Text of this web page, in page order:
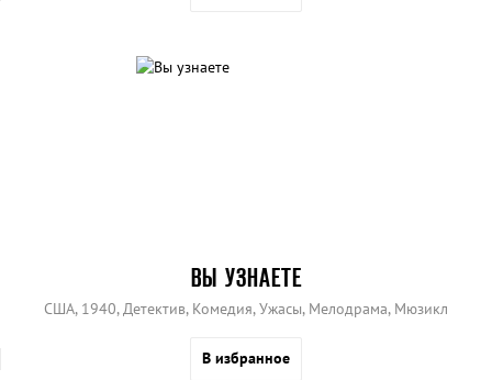
ВЫ УЗНАЕТЕ
США, 1940, Детектив, Комедия, Ужасы, Мелодрама, Мюзикл
В избранное